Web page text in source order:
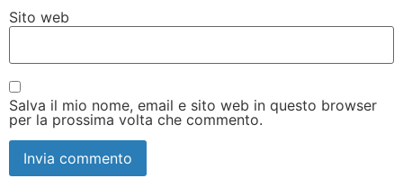
Sito web
Salva il mio nome, email e sito web in questo browser
per la prossima volta che commento.